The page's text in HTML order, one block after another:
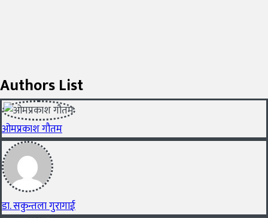
Authors List
ओमप्रकाश गौतम
डा. सकुन्तला गुरागाई